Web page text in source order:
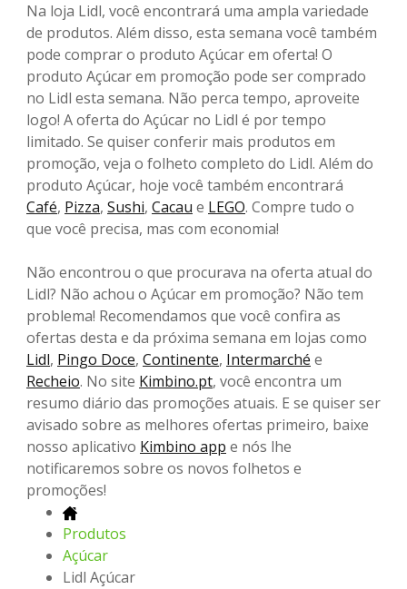
Na loja Lidl, você encontrará uma ampla variedade
de produtos. Além disso, esta semana você também
pode comprar o produto Açúcar em oferta! O
produto Açúcar em promoção pode ser comprado
no Lidl esta semana. Não perca tempo, aproveite
logo! A oferta do Açúcar no Lidl é por tempo
limitado. Se quiser conferir mais produtos em
promoção, veja o folheto completo do Lidl. Além do
produto Açúcar, hoje você também encontrará
Café, Pizza, Sushi, Cacau e LEGO. Compre tudo o
que você precisa, mas com economia!
Não encontrou o que procurava na oferta atual do
Lidl? Não achou o Açúcar em promoção? Não tem
problema! Recomendamos que você confira as
ofertas desta e da próxima semana em lojas como
Lidl, Pingo Doce, Continente, Intermarché e
Recheio. No site Kimbino.pt, você encontra um
resumo diário das promoções atuais. E se quiser ser
avisado sobre as melhores ofertas primeiro, baixe
nosso aplicativo Kimbino app e nós lhe
notificaremos sobre os novos folhetos e
promoções!
Produtos
Açúcar
Lidl Açúcar